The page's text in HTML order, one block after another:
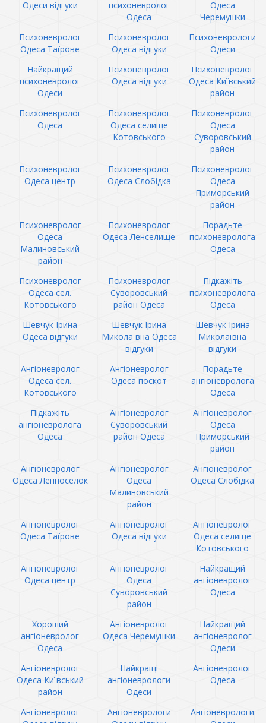
Одеси відгуки
психоневролог
Одеса
Одеса
Черемушки
Психоневролог
Одеса Таїрове
Психоневролог
Одеса відгуки
Психоневрологи
Одеси
Найкращий
психоневролог
Одеси
Психоневролог
Одеса відгуки
Психоневролог
Одеса Київський
район
Психоневролог
Одеса
Психоневролог
Одеса селище
Котовського
Психоневролог
Одеса
Суворовський
район
Психоневролог
Одеса центр
Психоневролог
Одеса Слобідка
Психоневролог
Одеса
Приморський
район
Психоневролог
Одеса
Малиновський
район
Психоневролог
Одеса Ленселище
Порадьте
психоневролога
Одеса
Психоневролог
Одеса сел.
Котовського
Психоневролог
Суворовський
район Одеса
Підкажіть
психоневролога
Одеса
Шевчук Ірина
Одеса відгуки
Шевчук Ірина
Миколаївна Одеса
відгуки
Шевчук Ірина
Миколаївна
відгуки
Ангіоневролог
Одеса сел.
Котовського
Ангіоневролог
Одеса поскот
Порадьте
ангіоневролога
Одеса
Підкажіть
ангіоневролога
Одеса
Ангіоневролог
Суворовський
район Одеса
Ангіоневролог
Одеса
Приморський
район
Ангіоневролог
Одеса Ленпоселок
Ангіоневролог
Одеса
Малиновський
район
Ангіоневролог
Одеса Слобідка
Ангіоневролог
Одеса Таїрове
Ангіоневролог
Одеса відгуки
Ангіоневролог
Одеса селище
Котовського
Ангіоневролог
Одеса центр
Ангіоневролог
Одеса
Суворовський
район
Найкращий
ангіоневролог
Одеса
Хороший
ангіоневролог
Одеса
Ангіоневролог
Одеса Черемушки
Найкращий
ангіоневролог
Одеси
Ангіоневролог
Одеса Київський
район
Найкращі
ангіоневрологи
Одеси
Ангіоневролог
Одеса
Ангіоневролог
Ангіоневрологи
Ангіоневрологи